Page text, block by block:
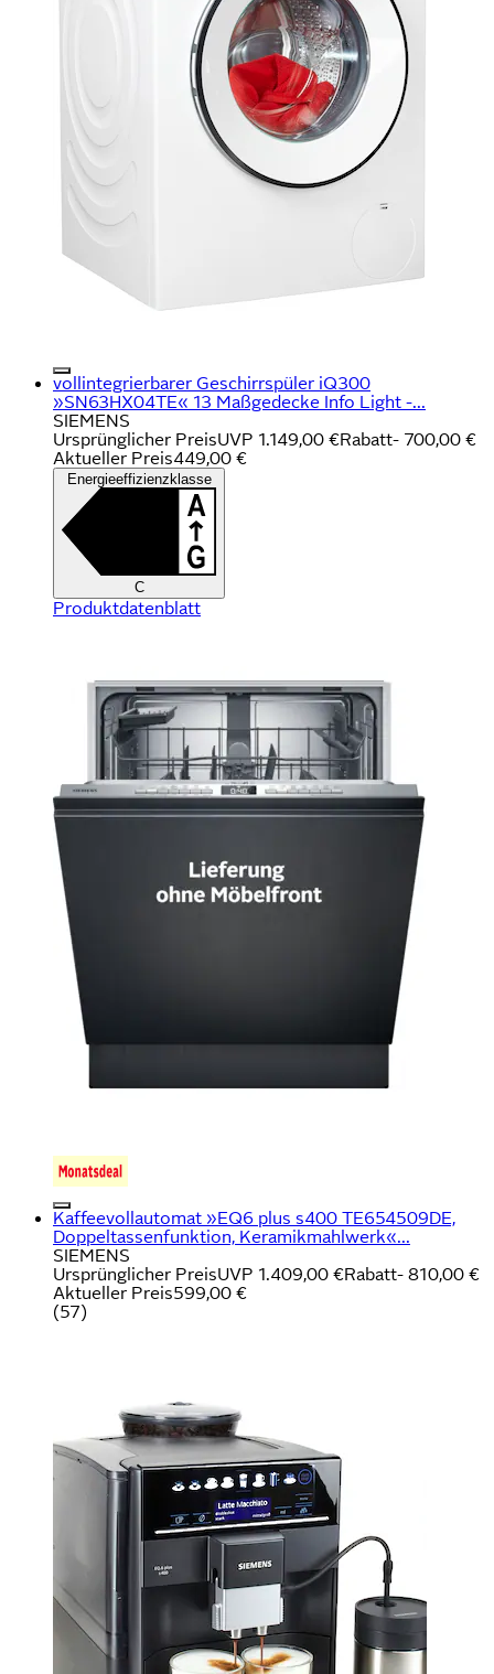
vollintegrierbarer Geschirrspüler iQ300
»SN63HX04TE« 13 Maßgedecke Info Light -...
SIEMENS
Ursprünglicher PreisUVP 1.149,00 €Rabatt- 700,00 €
Aktueller Preis449,00 €
Energieeffizienzklasse
C
Produktdatenblatt
Kaffeevollautomat »EQ6 plus s400 TE654509DE,
Doppeltassenfunktion, Keramikmahlwerk«...
SIEMENS
Ursprünglicher PreisUVP 1.409,00 €Rabatt- 810,00 €
Aktueller Preis599,00 €
(57)